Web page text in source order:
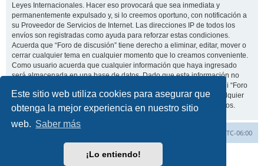
Este sitio web utiliza cookies para asegurar que
obtenga la mejor experiencia en nuestro sitio
web. Saber más
¡Lo entiendo!
Leyes Internacionales. Hacer eso provocará que sea inmediata y
permanentemente expulsado y, si lo creemos oportuno, con notificación a
su Proveedor de Servicios de Internet. Las direcciones IP de todos los
envíos son registradas como ayuda para reforzar estas condiciones.
Acuerda que “Foro de discusión” tiene derecho a eliminar, editar, mover o
cerrar cualquier tema en cualquier momento que lo creamos conveniente.
Como usuario acuerda que cualquier información que haya ingresado
será almacenada en una base de datos. Dado que esta información no
será compartida con ninguna tercera parte sin su consentimiento, ni “Foro
de discusión” ni phpBB podrán considerarse responsables por cualquier
intento de hacking que conlleve a que los datos sean comprometidos.
UTC-06:00
Desarrollado porphpBB® Forum Software © phpBB Limited